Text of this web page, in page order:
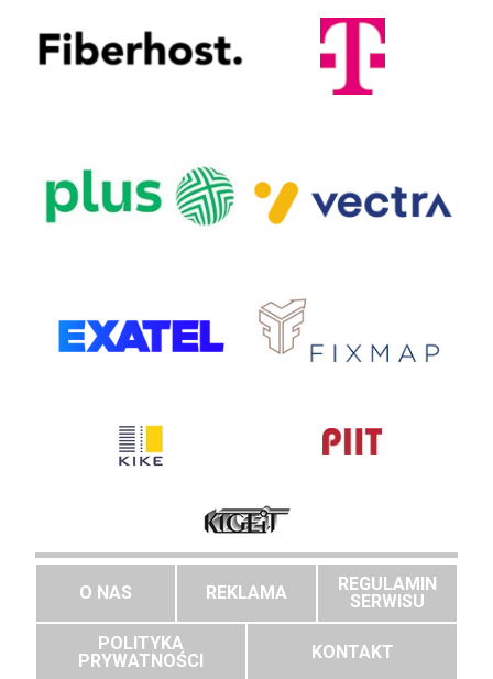
O NAS REKLAMA
REGULAMIN
SERWISU
POLITYKA
PRYWATNOŚCI
KONTAKT